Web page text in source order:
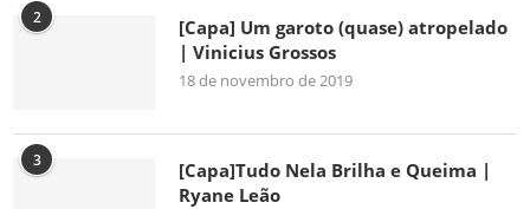
2
[Capa] Um garoto (quase) atropelado
| Vinicius Grossos
18 de novembro de 2019
3
[Capa]Tudo Nela Brilha e Queima |
Ryane Leão